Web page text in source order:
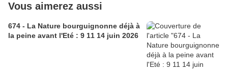
Vous aimerez aussi
674 - La Nature bourguignonne déjà à
la peine avant l'Eté : 9 11 14 juin 2026